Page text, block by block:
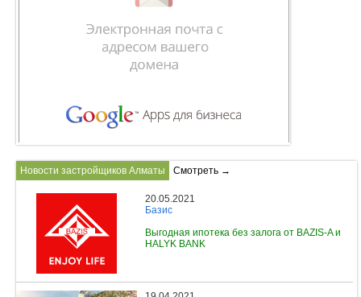
Новости застройщиков Алматы Смотреть →
20.05.2021
Базис
Выгодная ипотека без залога от BAZIS-A и
HALYK BANK